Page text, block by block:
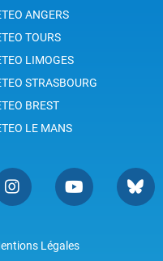
ANGERS
TOURS
LIMOGES
STRASBOURG
BREST
LE MANS
Légales